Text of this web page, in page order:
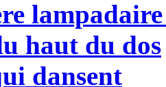
haut du dos
dansent